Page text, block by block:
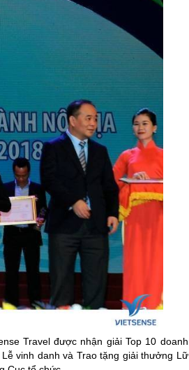
Travel được nhận giải Top 10 doanh
vinh danh và Trao tặng giải thưởng Lữ